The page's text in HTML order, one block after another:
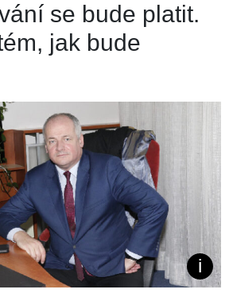
se bude platit.
jak bude